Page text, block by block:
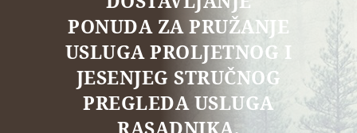
PONUDA ZA PRUŽANJE
USLUGA PROLJETNOG I
JESENJEG STRUČNOG
PREGLEDA USLUGA